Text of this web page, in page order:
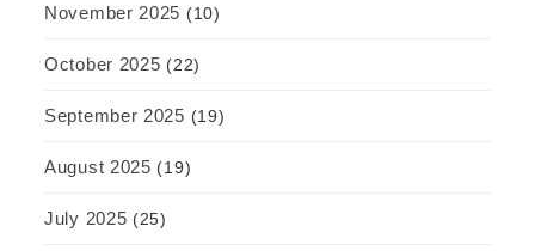
November 2025 (10)
October 2025 (22)
September 2025 (19)
August 2025 (19)
July 2025 (25)